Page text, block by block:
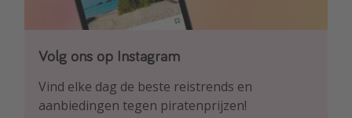
Volg ons op Instagram
Vind elke dag de beste reistrends en
aanbiedingen tegen piratenprijzen!
Volg ons op Facebook
Ontdek onze dagelijkse reis- en
vluchtaanbiedingen tegen piratenprijzen!
Volg ons op TikTok
Voor de heetste deals en beste reis-hacks!